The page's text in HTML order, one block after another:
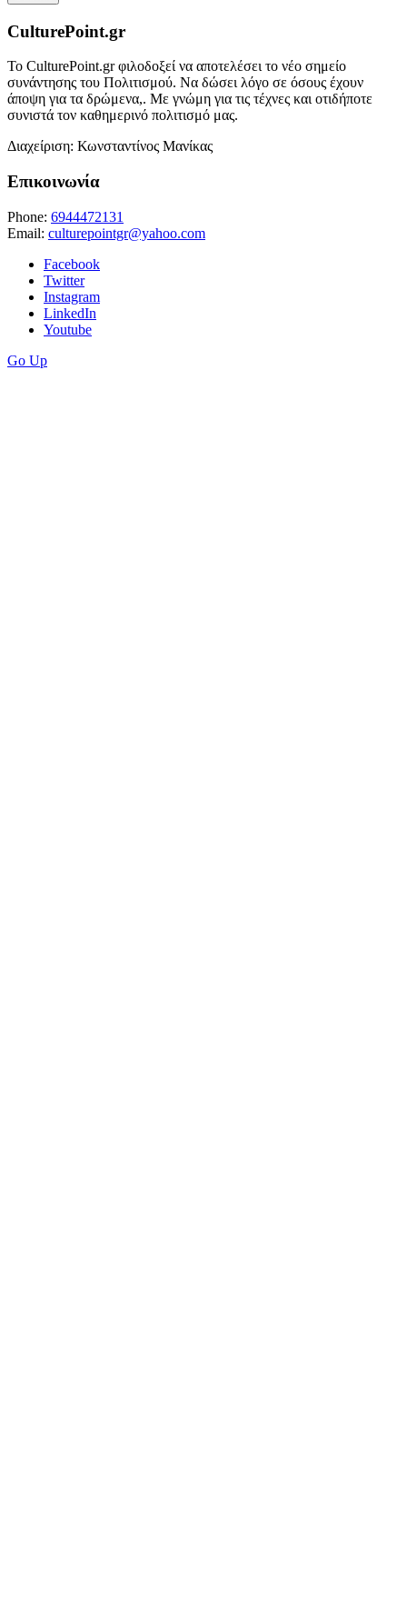
CulturePoint.gr
Το CulturePoint.gr φιλοδοξεί να αποτελέσει το νέο σημείο
συνάντησης του Πολιτισμού. Να δώσει λόγο σε όσους έχουν
άποψη για τα δρώμενα,. Με γνώμη για τις τέχνες και οτιδήποτε
συνιστά τον καθημερινό πολιτισμό μας.
Διαχείριση: Κωνσταντίνος Μανίκας
Επικοινωνία
Phone: 6944472131
Email: culturepointgr@yahoo.com
Facebook
Twitter
Instagram
LinkedIn
Youtube
Go Up